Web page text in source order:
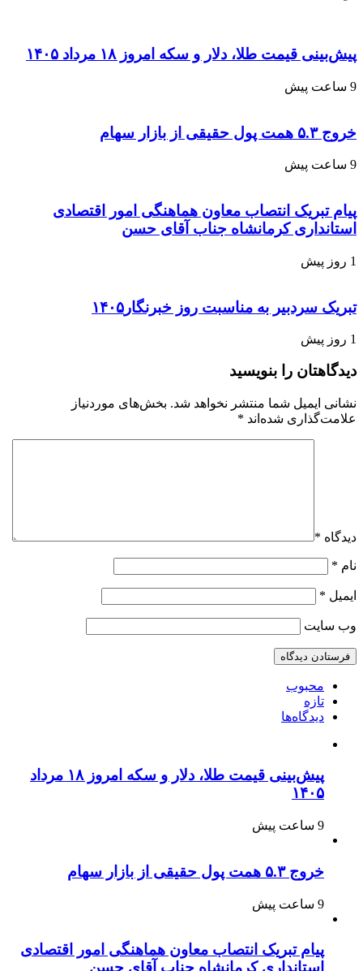
پیش‌بینی قیمت طلا، دلار و سکه امروز ۱۸ مرداد ۱۴۰۵
9 ساعت پیش
خروج ۵.۳ همت پول حقیقی از بازار سهام
9 ساعت پیش
پیام تبریک انتصاب معاون هماهنگی امور اقتصادی
استانداری کرمانشاه جناب آقای حسن
1 روز پیش
تبریک سردبیر به مناسبت روز خبرنگار۱۴۰۵
1 روز پیش
دیدگاهتان را بنویسید
نشانی ایمیل شما منتشر نخواهد شد. بخش‌های موردنیاز
علامت‌گذاری شده‌اند *
دیدگاه *
نام *
ایمیل *
وب‌ سایت
محبوب
تازه
دیدگاه‌ها
پیش‌بینی قیمت طلا، دلار و سکه امروز ۱۸ مرداد
۱۴۰۵
9 ساعت پیش
خروج ۵.۳ همت پول حقیقی از بازار سهام
9 ساعت پیش
پیام تبریک انتصاب معاون هماهنگی امور اقتصادی
استانداری کرمانشاه جناب آقای حسن